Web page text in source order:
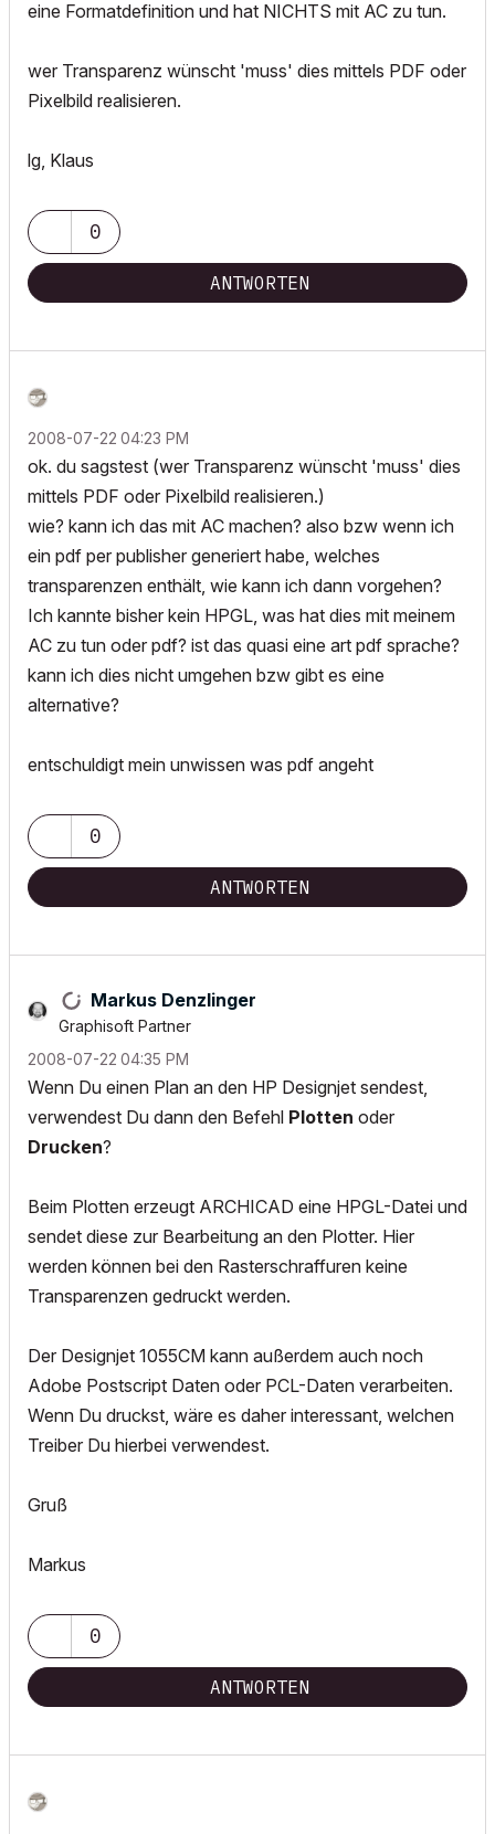
eine Formatdefinition und hat NICHTS mit AC zu tun.
wer Transparenz wünscht 'muss' dies mittels PDF oder
Pixelbild realisieren.
lg, Klaus
0
ANTWORTEN
‎2008-07-22 04:23 PM
ok. du sagstest (wer Transparenz wünscht 'muss' dies
mittels PDF oder Pixelbild realisieren.)
wie? kann ich das mit AC machen? also bzw wenn ich
ein pdf per publisher generiert habe, welches
transparenzen enthält, wie kann ich dann vorgehen?
Ich kannte bisher kein HPGL, was hat dies mit meinem
AC zu tun oder pdf? ist das quasi eine art pdf sprache?
kann ich dies nicht umgehen bzw gibt es eine
alternative?
entschuldigt mein unwissen was pdf angeht
0
ANTWORTEN
Markus Denzlinger
Graphisoft Partner
‎2008-07-22 04:35 PM
Wenn Du einen Plan an den HP Designjet sendest,
verwendest Du dann den Befehl Plotten oder
Drucken?
Beim Plotten erzeugt ARCHICAD eine HPGL-Datei und
sendet diese zur Bearbeitung an den Plotter. Hier
werden können bei den Rasterschraffuren keine
Transparenzen gedruckt werden.
Der Designjet 1055CM kann außerdem auch noch
Adobe Postscript Daten oder PCL-Daten verarbeiten.
Wenn Du druckst, wäre es daher interessant, welchen
Treiber Du hierbei verwendest.
Gruß
Markus
0
ANTWORTEN